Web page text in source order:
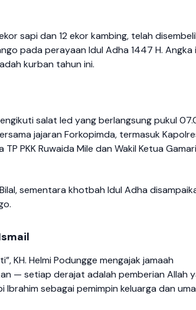
sapi dan 12 ekor kambing, telah
pada perayaan Idul Adha 1447 H. Angka
kurban tahun ini.
salat Ied yang berlangsung pukul
jajaran Forkopimda, termasuk
PKK Ruwaida Mile dan Wakil Ketua
sementara khotbah Idul Adha
KH. Helmi Podungge mengajak jamaah
— setiap derajat adalah pemberian Allah
Ibrahim sebagai pemimpin keluarga dan